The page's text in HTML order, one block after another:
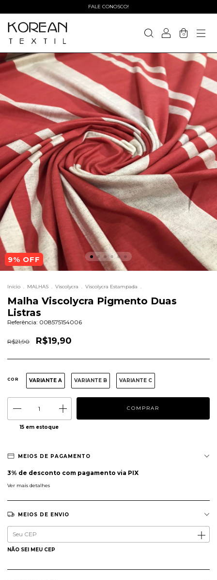
FALE CONOSCO!
0
9% OFF
Início . MALHAS . Viscolycra . Viscolycra Estampada .
Malha Viscolycra Pigmento Duas
Listras
Referência: 008575154006
R$21,90 R$19,90
COR VARIANTE A VARIANTE B VARIANTE C
15 em estoque
MEIOS DE PAGAMENTO
3% de desconto com pagamento via PIX
Ver mais detalhes
MEIOS DE ENVIO
Entregas para o CEP:
NÃO SEI MEU CEP